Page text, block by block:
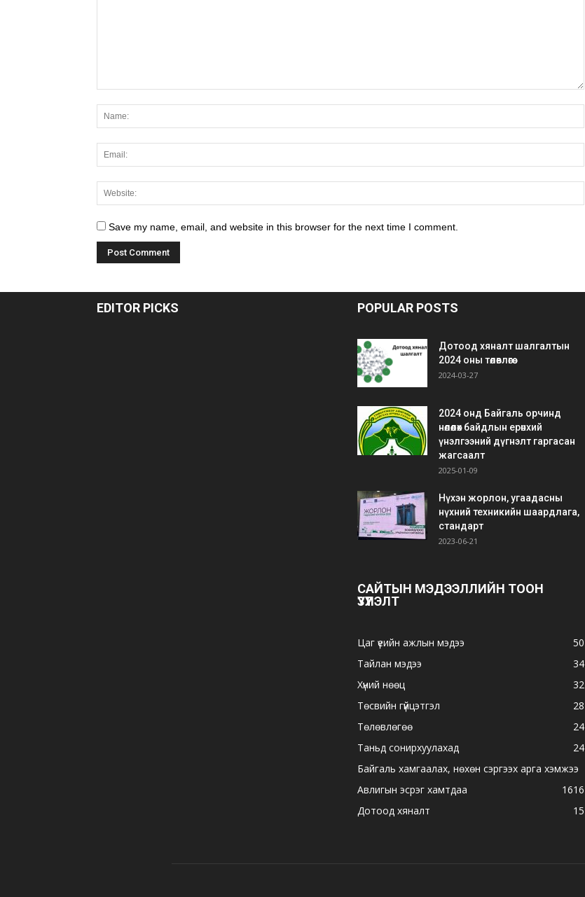
Save my name, email, and website in this browser for the next time I comment.
EDITOR PICKS POPULAR POSTS
Дотоод хяналт шалгалтын
2024 оны төлөвлөгөө
2024-03-27
2024 онд Байгаль орчинд
нөлөөлөх байдлын ерөнхий
үнэлгээний дүгнэлт гаргасан
жагсаалт
2025-01-09
Нүхэн жорлон, угаадасны
нүхний техникийн шаардлага,
стандарт
2023-06-21
САЙТЫН МЭДЭЭЛЛИЙН ТООН
ҮЗҮҮЛЭЛТ
Цаг үеийн ажлын мэдээ
50
Тайлан мэдээ
34
Хүний нөөц
32
Төсвийн гүйцэтгэл
28
Төлөвлөгөө
24
Таньд сонирхуулахад
24
Байгаль хамгаалах, нөхөн сэргээх арга хэмжээ
16
Авлигын эсрэг хамтдаа
16
Дотоод хяналт
15